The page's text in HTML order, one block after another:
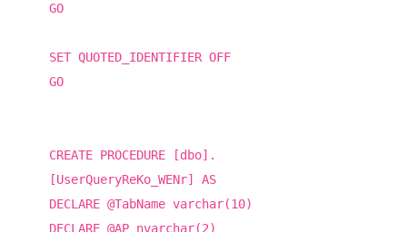
GO
SET QUOTED_IDENTIFIER OFF
GO
CREATE PROCEDURE [dbo].
[UserQueryReKo_WENr] AS
DECLARE @TabName varchar(10)
DECLARE @AP nvarchar(2)